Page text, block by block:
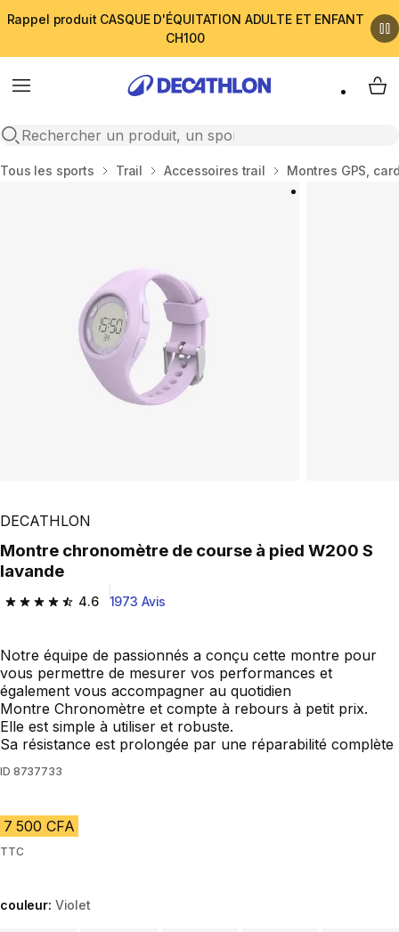
Rappel produit CASQUE D'ÉQUITATION ADULTE ET ENFANT
CH100
Menu
Open search
My
Accueil
Tous les sports Trail Accessoires trail Montres GPS,
DECATHLON
Montre chronomètre de course à pied W200 S
lavande
4.6
4.6 out of 5 stars from 1973 reviews
1973 Avis
Notre équipe de passionnés a conçu cette montre pour
vous permettre de mesurer vos performances et
également vous accompagner au quotidien
Montre Chronomètre et compte à rebours à petit prix.
Elle est simple à utiliser et robuste.
Sa résistance est prolongée par une réparabilité complète
ID 8737733
7 500 CFA
TTC
couleur: Violet